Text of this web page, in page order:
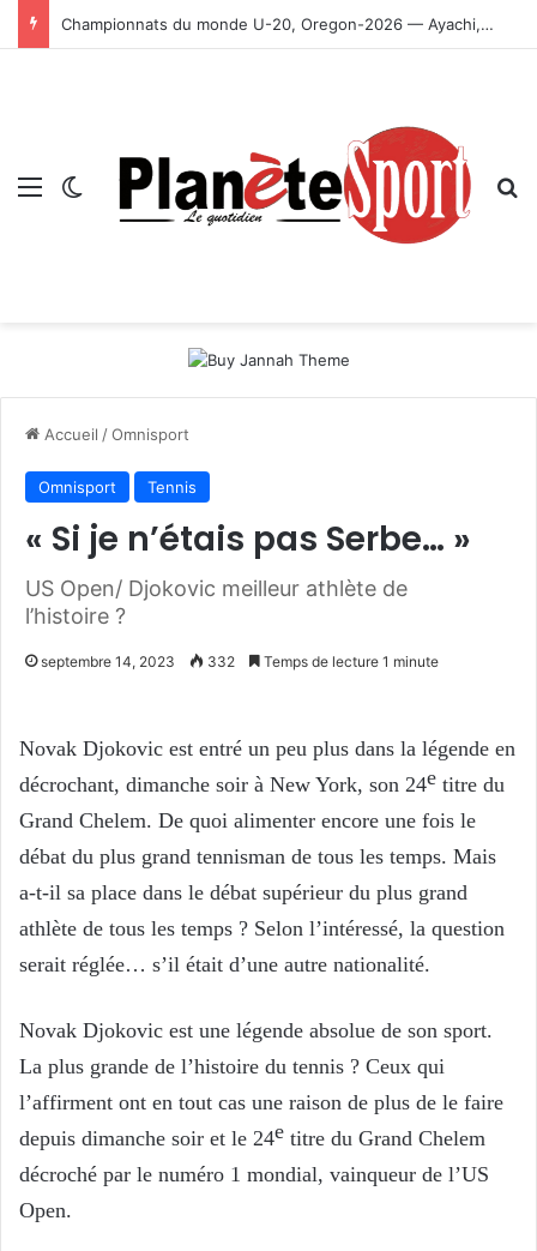
Championnats du monde U-20, Oregon-2026 — Ayachi, Dissa, Touahria et Ghezali en finale
Menu Switch skin
Accueil /Omnisport
Omnisport Tennis
« Si je n’étais pas Serbe… »
US Open/ Djokovic meilleur athlète de
l’histoire ?
septembre 14, 2023 332 Temps de lecture 1 minute
Novak Djokovic est entré un peu plus dans la légende en
décrochant, dimanche soir à New York, son 24e titre du
Grand Chelem. De quoi alimenter encore une fois le
débat du plus grand tennisman de tous les temps. Mais
a-t-il sa place dans le débat supérieur du plus grand
athlète de tous les temps ? Selon l’intéressé, la question
serait réglée… s’il était d’une autre nationalité.
Novak Djokovic est une légende absolue de son sport.
La plus grande de l’histoire du tennis ? Ceux qui
l’affirment ont en tout cas une raison de plus de le faire
depuis dimanche soir et le 24e titre du Grand Chelem
décroché par le numéro 1 mondial, vainqueur de l’US
Open.